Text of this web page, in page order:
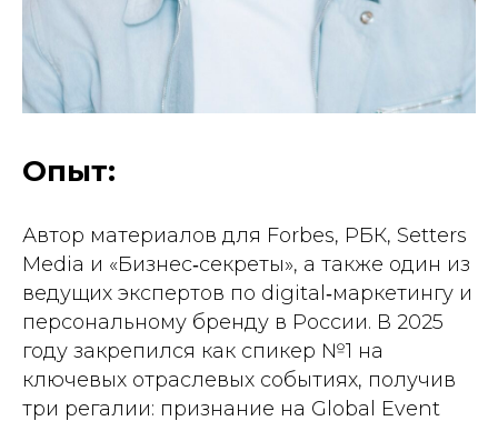
Опыт:
Автор материалов для Forbes, РБК, Setters
Media и «Бизнес‑секреты», а также один из
ведущих экспертов по digital‑маркетингу и
персональному бренду в России. В 2025
году закрепился как спикер №1 на
ключевых отраслевых событиях, получив
три регалии: признание на Global Event